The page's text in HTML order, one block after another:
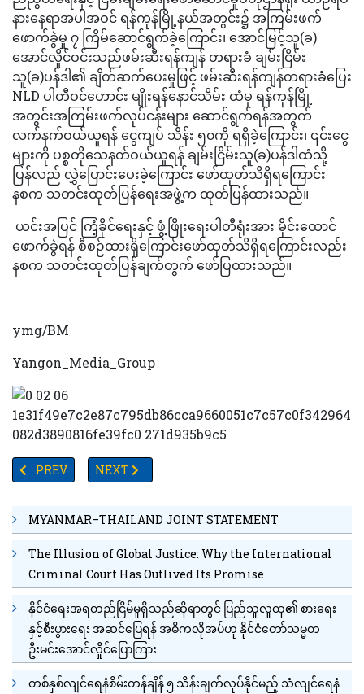
နားနေရာအပါအဝင် ရန်ကုန်မြို့နယ်အတွင်း၌ အကြမ်းဖက်
ဖောက်ခွဲမှု ၇ ကြိမ်ဆောင်ရွက်ခဲ့ကြောင်း၊ အောင်မြင့်သူ(ခ)
အောင်လှိုင်ဝင်းသည်ဖမ်းဆီးရန်ကျန် တရားခံ ချမ်းငြိမ်း
သူ(ခ)ပန်ဒါ၏ ချိတ်ဆက်ပေးမှုဖြင့် ဖမ်းဆီးရန်ကျန်တရားခံပြေး
NLD ပါတီဝင်ဟောင်း မျိုးရန်နောင်သိမ်း ထံမှ ရန်ကုန်မြို့
အတွင်းအကြမ်းဖက်လုပ်ငန်းများ ဆောင်ရွက်ရန်အတွက်
လက်နက်ဝယ်ယူရန် ငွေကျပ် သိန်း ၅၀ကို ရရှိခဲ့ကြောင်း၊ ၎င်းငွေ
များကို ပစ္စတိုသေနတ်ဝယ်ယူရန် ချမ်းငြိမ်းသူ(ခ)ပန်ဒါထံသို့
ပြန်လည် လွှဲပြောင်းပေးခဲ့ကြောင်း ဖော်ထုတ်သိရှိရကြောင်း
နစက သတင်းထုတ်ပြန်ရေးအဖွဲ့က ထုတ်ပြန်ထားသည်။
ယင်းအပြင် ကြံ့ခိုင်ရေးနှင့် ဖွံ့ဖြိုးရေးပါတီရုံးအား မိုင်းထောင်
ဖောက်ခွဲရန် စီစဉ်ထားရှိကြောင်းဖော်ထုတ်သိရှိရကြောင်းလည်း
နစက သတင်းထုတ်ပြန်ချက်တွက် ဖော်ပြထားသည်။
ymg/BM
Yangon_Media_Group
PREVIOUS ARTICLE: မုတ်သုန်အားကောင်းနေ၍ ဒေသအချို့တွင် ရေက
PREV NEXT ARTICLE: ပြင်ပရွှေပေါက်စျေး ၃၁သိန်းနီးပါး
NEXT
MYANMAR–THAILAND JOINT STATEMENT
The Illusion of Global Justice: Why the International
Criminal Court Has Outlived Its Promise
နိုင်ငံရေးအရတည်ငြိမ်မှုရှိသည်ဆိုရာတွင် ပြည်သူလူထု၏ စားရေး
နှင့်စီးပွားရေး အဆင်ပြေရန် အဓိကလိုအပ်ဟု နိုင်ငံတော်သမ္မတ
ဦးမင်းအောင်လှိုင်ပြောကြား
တစ်နှစ်လျင်ရေနံစိမ်းတန်ချိန် ၅ သိန်းချက်လုပ်နိုင်မည့် သံလျင်ရေနံ